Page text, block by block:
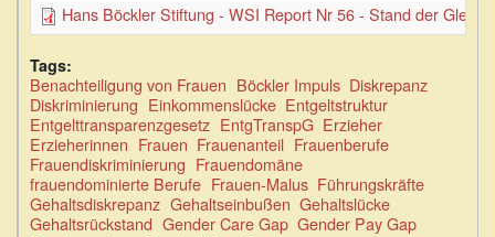
Hans Böckler Stiftung - WSI Report Nr 56 - Stand der
Tags:
Benachteiligung von Frauen Böckler Impuls Diskrepanz
Diskriminierung Einkommenslücke Entgeltstruktur
Entgelttransparenzgesetz EntgTranspG Erzieher
Erzieherinnen Frauen Frauenanteil Frauenberufe
Frauendiskriminierung Frauendomäne
frauendominierte Berufe Frauen-Malus Führungskräfte
Gehaltsdiskrepanz Gehaltseinbußen Gehaltslücke
Gehaltsrückstand Gender Care Gap Gender Pay Gap